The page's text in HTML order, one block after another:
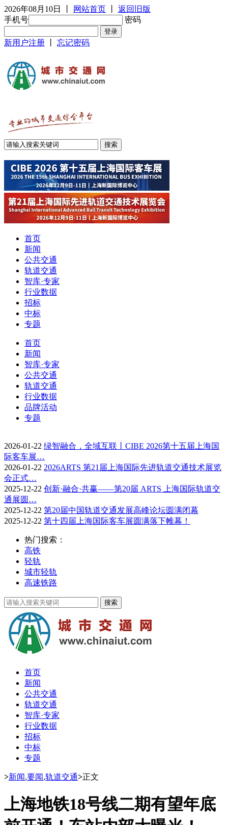
2026年08月10日 网站首页
返回旧版
手机号
密码
新用户注册 忘记密码
首页
新闻
公共交通
轨道交通
智库·专家
行业数据
招标
中标
专题
首页
新闻
智库·专家
公共交通
轨道交通
行业数据
品牌活动
专题
2026-01-22 绿智融合，全域互联丨CIBE 2026第十五届上海国
际客车展…
2026-01-22 2026ARTS 第21届上海国际先进轨道交通技术展览
会正式…
2025-12-22 创新·融合·共赢——第20届 ARTS 上海国际轨道交
通展圆…
2025-12-22 第20届中国轨道交通发展高峰论坛圆满闭幕
2025-12-22 第十四届上海国际客车展圆满落下帷幕！
热门搜索：
高铁
轻轨
城市轻轨
高速铁路
首页
新闻
公共交通
轨道交通
智库·专家
行业数据
招标
中标
专题
>新闻,要闻,轨道交通>正文
上海地铁18号线二期有望年底